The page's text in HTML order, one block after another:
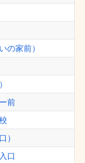
の家前）
前
）
口